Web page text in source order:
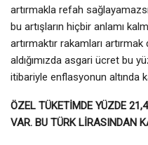
artırmakla refah
bu artışların hiçbir anlamı
artırmaktır rakamları
aldığımızda asgari ücret bu
itibariyle enflasyonun altında
ÖZEL TÜKETİMDE YÜZDE
VAR. BU TÜRK LİRASINDAN